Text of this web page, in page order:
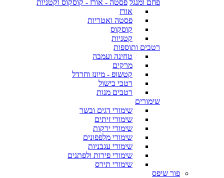
פחם ומנגל פסטה - אורז - קוסקוס וקטניות
אורז
פסטה ואטריות
קוסקוס
קטניות
רטבים ותוספות
טחינה ועמבה
מרקים
קטשופ - מיונז וחרדל
רטבי בישול
רטבים מנות
שימורים
שימורי דגים ובשר
שימורי זיתים
שימורי ירקות
שימורי מלפפונים
שימורי עגבניות
שימורי פירות ולפתנים
שימורי תירס
פור שיפס